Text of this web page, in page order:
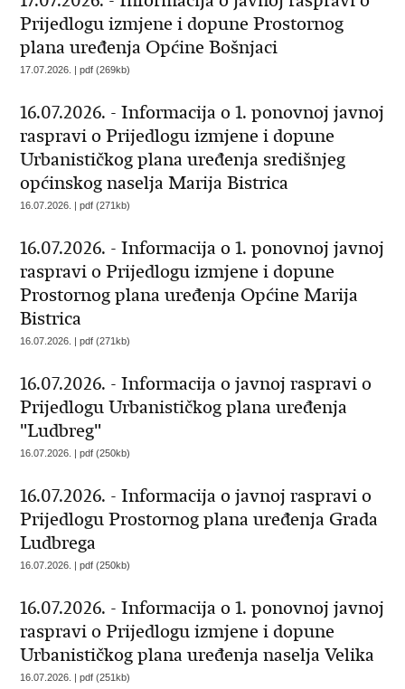
Prijedlogu izmjene i dopune Prostornog
plana uređenja Općine Bošnjaci
17.07.2026. | pdf (269kb)
16.07.2026. - Informacija o 1. ponovnoj javnoj
raspravi o Prijedlogu izmjene i dopune
Urbanističkog plana uređenja središnjeg
općinskog naselja Marija Bistrica
16.07.2026. | pdf (271kb)
16.07.2026. - Informacija o 1. ponovnoj javnoj
raspravi o Prijedlogu izmjene i dopune
Prostornog plana uređenja Općine Marija
Bistrica
16.07.2026. | pdf (271kb)
16.07.2026. - Informacija o javnoj raspravi o
Prijedlogu Urbanističkog plana uređenja
"Ludbreg"
16.07.2026. | pdf (250kb)
16.07.2026. - Informacija o javnoj raspravi o
Prijedlogu Prostornog plana uređenja Grada
Ludbrega
16.07.2026. | pdf (250kb)
16.07.2026. - Informacija o 1. ponovnoj javnoj
raspravi o Prijedlogu izmjene i dopune
Urbanističkog plana uređenja naselja Velika
16.07.2026. | pdf (251kb)